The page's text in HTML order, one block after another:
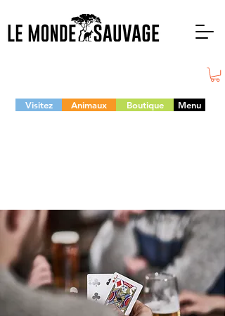
Visitez Animaux Boutique Menu